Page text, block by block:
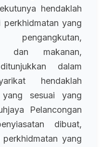
hendaklah
yang
dan makanan,
dalam
hendaklah
yang sesuai yang
Pelancongan
dibuat,
perkhidmatan yang